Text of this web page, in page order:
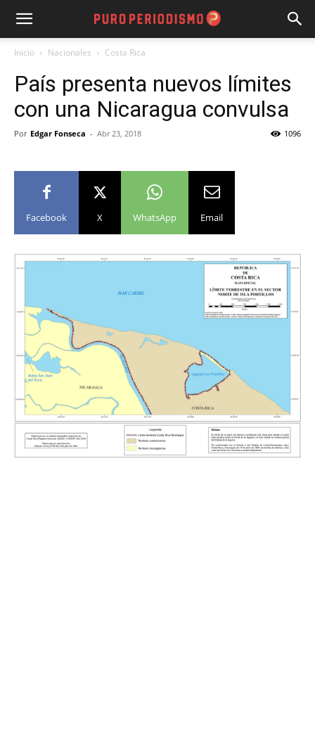
Inicio Nacionales Costa Rica
País presenta nuevos límites
con una Nicaragua convulsa
Por Edgar Fonseca - Abr 23, 2018 1096
Facebook X WhatsApp Email